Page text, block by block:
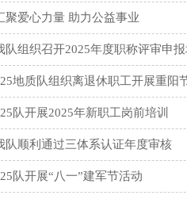
聚爱心力量 助力公益事业
队组织召开2025年度职称评审申
地质队组织离退休职工开展重阳
队开展2025年新职工岗前培训
队顺利通过三体系认证年度审核
队开展“八一”建军节活动